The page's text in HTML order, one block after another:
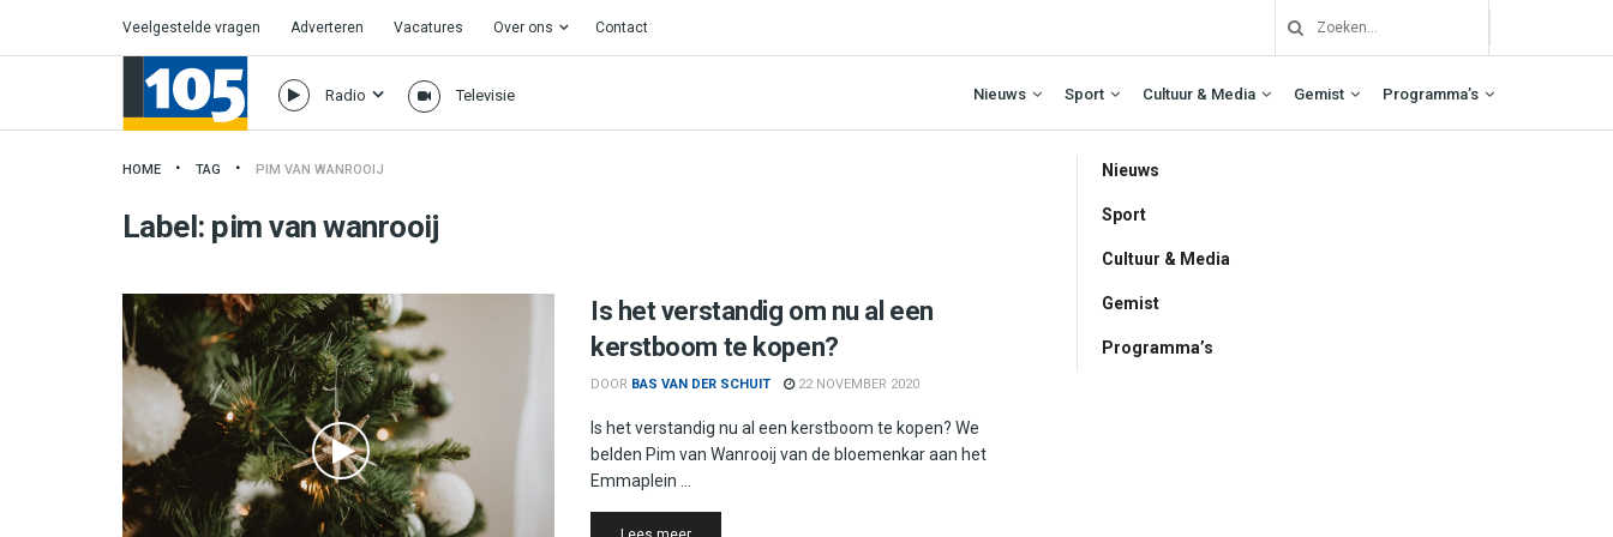
Veelgestelde vragen Adverteren Vacatures Over ons Contact
Radio Televisie Nieuws Sport Cultuur & Media Gemist Programma’s
HOME TAG PIM VAN WANROOIJ
Label: pim van wanrooij
Is het verstandig om nu al een
kerstboom te kopen?
DOOR BAS VAN DER SCHUIT 22 NOVEMBER 2020
Is het verstandig nu al een kerstboom te kopen? We
belden Pim van Wanrooij van de bloemenkar aan het
Emmaplein ...
Details
Nieuws
Sport
Cultuur & Media
Gemist
Programma’s